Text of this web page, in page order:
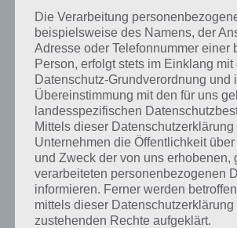
Du findest Lösungen auch ohne unsere Hilfe,
Münzen einsetzt. Da diese jedoch begrenzt
die Möglichkeit alle Antworten zu finden!
Die obige Lösung stimmt
Wenn die Lösung, die wir dir oben vorgestellt
aktuell sein sollte oder ein Wort in der Lösung
so teile uns die korrekten Lösungen einfach in
mit. Nur so können wir stets die aktuellen
Die Verarbeitung
beispielsweise des Namens, der
Adresse oder Telefonnummer einer
Person, erfolgt stets im Einklang mit
Datenschutz-Grundverordnung und
Übereinstimmung mit den für uns
landesspezifischen
Mittels dieser
Unternehmen die Öffentlichkeit über
und Zweck der von uns erhobenen,
verarbeiteten personenbezogenen
informieren. Ferner werden
mittels dieser
zustehenden Rechte aufgeklärt.